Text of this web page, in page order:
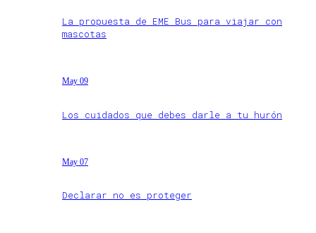
La propuesta de EME Bus para viajar con
mascotas
May 09
Los cuidados que debes darle a tu hurón
May 07
Declarar no es proteger